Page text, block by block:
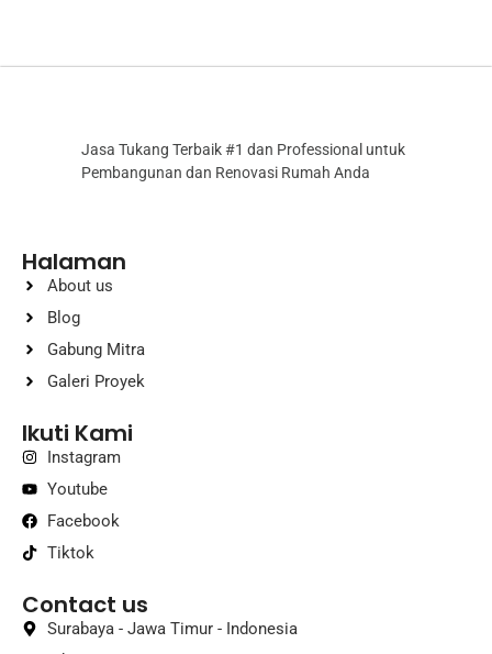
Jasa Tukang Terbaik #1 dan Professional untuk
Pembangunan dan Renovasi Rumah Anda
Halaman
About us
Blog
Gabung Mitra
Galeri Proyek
Ikuti Kami
Instagram
Youtube
Facebook
Tiktok
Contact us
Surabaya - Jawa Timur - Indonesia